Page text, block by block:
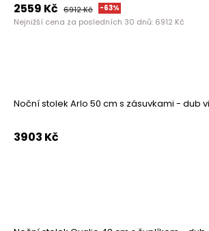
2559 Kč 6912Kč -63%
Nejnižší cena za posledních 30 dnů: 6912 Kč
Noční stolek Arlo 50 cm s zásuvkami - dub
3903 Kč